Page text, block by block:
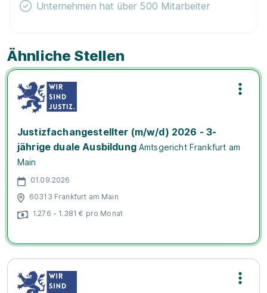
Ähnliche Stellen
Justizfachangestellter (m/w/d) 2026 - 3-
jährige duale Ausbildung Amtsgericht Frankfurt am
Main
01.09.2026
60313 Frankfurt am Main
1.276 - 1.381 € pro Monat
Unternehmen hat über 500 Mitarbeiter